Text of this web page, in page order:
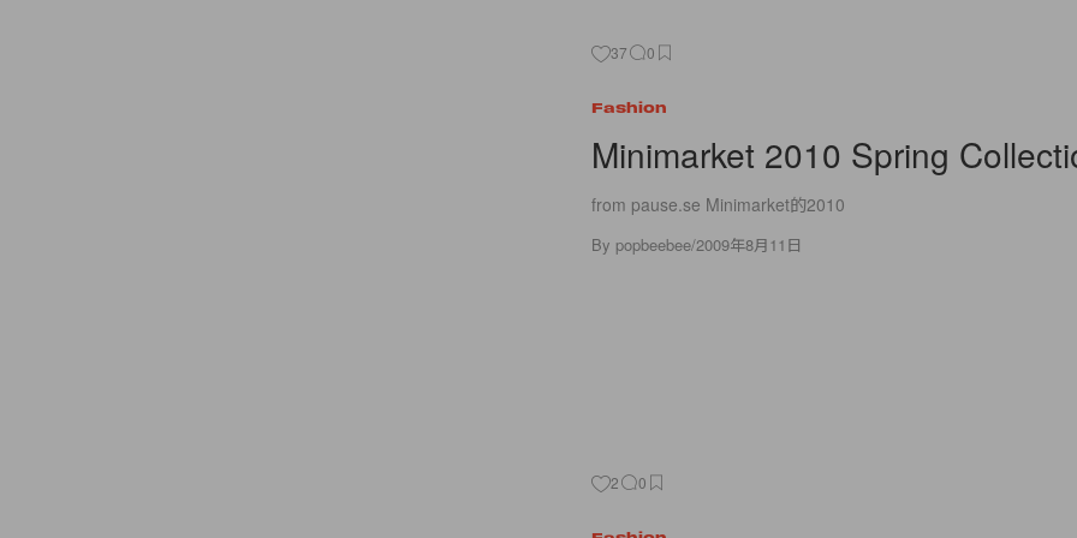
37 0
Fashion
Minimarket 2010 Spring
from pause.se Minimarket的2010
By popbeebee/2009年8月11日
2 0